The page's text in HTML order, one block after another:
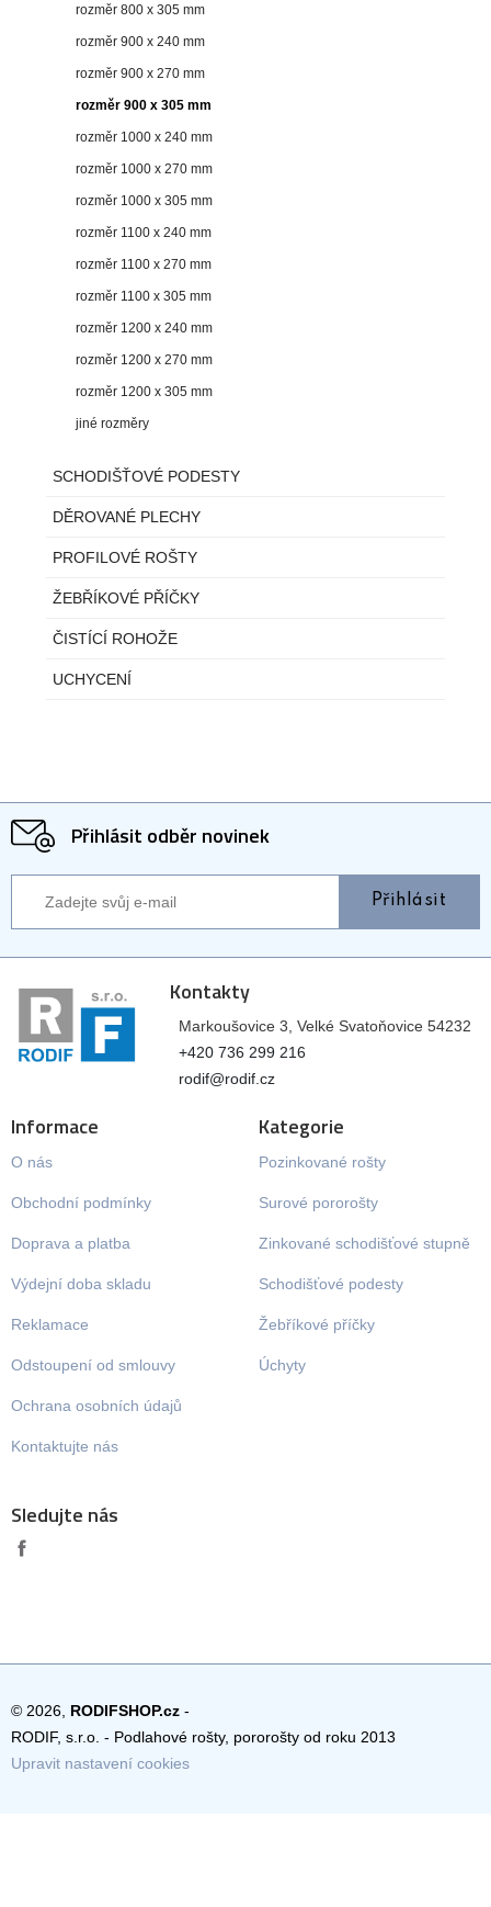
rozměr 800 x 305 mm
rozměr 900 x 240 mm
rozměr 900 x 270 mm
rozměr 900 x 305 mm
rozměr 1000 x 240 mm
rozměr 1000 x 270 mm
rozměr 1000 x 305 mm
rozměr 1100 x 240 mm
rozměr 1100 x 270 mm
rozměr 1100 x 305 mm
rozměr 1200 x 240 mm
rozměr 1200 x 270 mm
rozměr 1200 x 305 mm
jiné rozměry
SCHODIŠŤOVÉ PODESTY
DĚROVANÉ PLECHY
PROFILOVÉ ROŠTY
ŽEBŘÍKOVÉ PŘÍČKY
ČISTÍCÍ ROHOŽE
UCHYCENÍ
Přihlásit odběr novinek
Přihlásit
Kontakty
Markoušovice 3, Velké Svatoňovice 54232
+420 736 299 216
rodif@rodif.cz
Informace
O nás
Obchodní podmínky
Doprava a platba
Výdejní doba skladu
Reklamace
Odstoupení od smlouvy
Ochrana osobních údajů
Kontaktujte nás
Kategorie
Pozinkované rošty
Surové pororošty
Zinkované schodišťové stupně
Schodišťové podesty
Žebříkové příčky
Úchyty
Sledujte nás
© 2026, RODIFSHOP.cz -
RODIF, s.r.o. - Podlahové rošty, pororošty od roku 2013
Upravit nastavení cookies